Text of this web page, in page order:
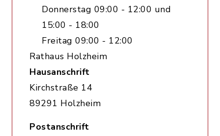
Donnerstag 09:00 - 12:00 und
15:00 - 18:00
Freitag 09:00 - 12:00
Rathaus Holzheim
Hausanschrift
Kirchstraße 14
89291 Holzheim
Postanschrift